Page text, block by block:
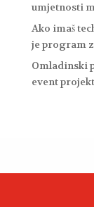
umjetnosti
Ako imaš
je program
Omladinski
event